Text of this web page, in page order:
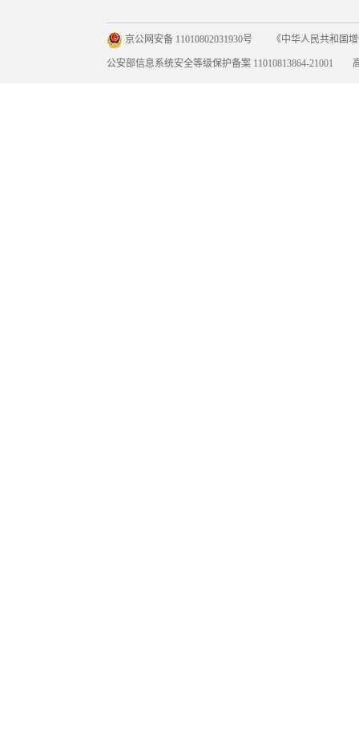
京公网安备 11010802031930号 《中华人民共和国
公安部信息系统安全等级保护备案 11010813864-21001